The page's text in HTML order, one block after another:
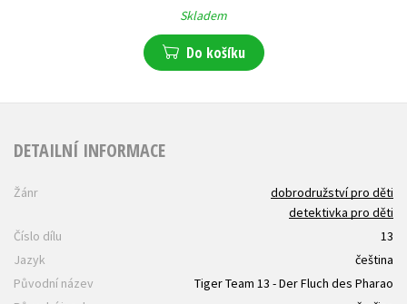
Skladem
Do košíku
DETAILNÍ INFORMACE
Žánr
dobrodružství pro děti
detektivka pro děti
Číslo dílu
13
Jazyk
čeština
Původní název
Tiger Team 13 - Der Fluch des Pharao